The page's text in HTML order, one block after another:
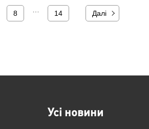
8 14 Далі
Усі новини